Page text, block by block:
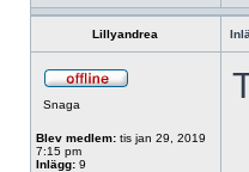
Lillyandrea
Snaga
Blev medlem: tis jan 29, 2019
7:15 pm
Inlägg: 9